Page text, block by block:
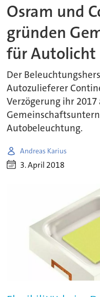
Osram und
gründen
für Autolicht
Der
Autozulieferer
Verzögerung ihr
Autobeleuchtung.
Andreas Karius
3. April 2018